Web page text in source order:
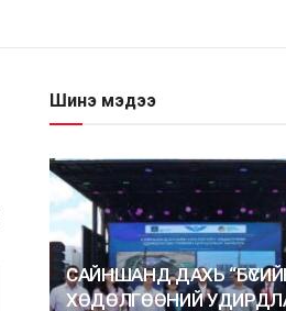
Шинэ мэдээ
САЙНШАНД ДАХЬ
ХӨДӨЛГӨӨНИЙ